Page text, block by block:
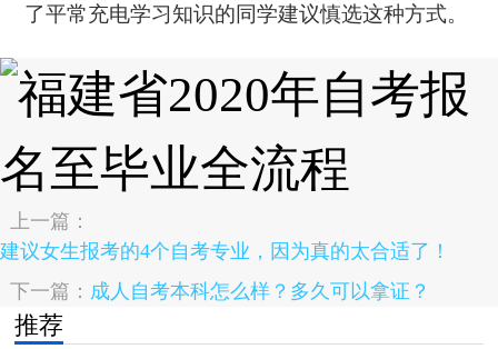
了平常充电学习知识的同学建议慎选这种方式。
上一篇：
建议女生报考的4个自考专业，因为真的太合适了！
下一篇： 成人自考本科怎么样？多久可以拿证？
推荐